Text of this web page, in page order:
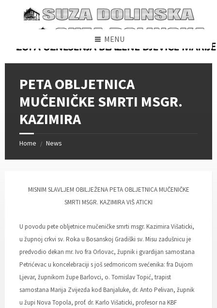
content
MENU
PETA OBLJETNICA
MUČENIČKE SMRTI MSGR.
KAZIMIRA
Home / News
MISNIM SLAVLJEM OBILJEŽENA PETA OBLJETNICA MUČENIČKE
SMRTI MSGR. KAZIMIRA VIŠ ATICKI
U povodu pete obljetnice mučeničke smrti msgr. Kazimira Višaticki,
u župnoj crkvi sv. Roka u Bosanskoj Gradiški sv. Misu zadušnicu je
predvodio dekan mr. Ivo fra Orlovac, župnik i gvardijan samostana
Petrićevac u koncelebraciji s još sedmoricom svećenika: fra Dujom
Ljevar, župnikom župe Barlovci, o. Tomislav Topić, trapist
samostana Marija Zvijezda kod Banjaluke, dr. Anto Pelivan, župnik
u župi Nova Topola, prof. dr. Karlo Višaticki, profesor na KBF